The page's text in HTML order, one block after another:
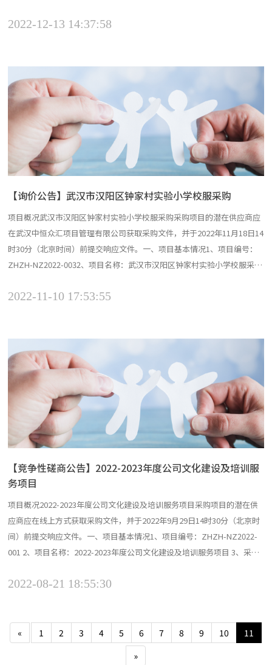
次采购共分3个项目包，具体需求如下：（1）类别（货物/工程/服务）：
2022-12-13 14:37:58
【询价公告】武汉市汉阳区钟家村实验小学校服采购
项目概况武汉市汉阳区钟家村实验小学校服采购采购项目的潜在供应商应
在武汉中恒众汇项目管理有限公司获取采购文件，并于2022年11月18日14
时30分（北京时间）前提交响应文件。一、项目基本情况1、项目编号：
ZHZH-NZ2022-0032、项目名称：武汉市汉阳区钟家村实验小学校服采购
元/套，按实际数量结算5、最高限价：夏季运动装150元/套，秋季运动服
2022-11-10 17:53:55
【竞争性磋商公告】2022-2023年度公司文化建设及培训服
务项目
项目概况2022-2023年度公司文化建设及培训服务项目采购项目的潜在供
应商应在线上方式获取采购文件，并于2022年9月29日14时30分（北京时
间）前提交响应文件。一、项目基本情况1、项目编号：ZHZH-NZ2022-
001 2、项目名称：2022-2023年度公司文化建设及培训服务项目 3、采购
需求： 本次采购共分1个项目包，具体需求如下： （1）类别（货物/...
2022-08-21 18:55:30
« 1 2 3 4 5 6 7 8 9 10
11
»